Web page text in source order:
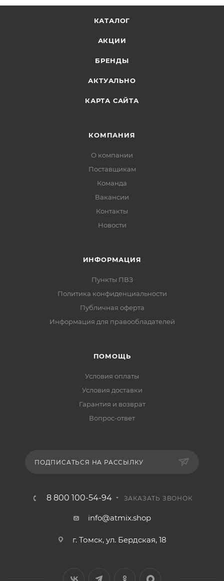
КАТАЛОГ
АКЦИИ
БРЕНДЫ
АКТУАЛЬНО
КАРТА САЙТА
КОМПАНИЯ
О компании
Поставщикам
Команда
Вакансии
Контакты
Новости
ИНФОРМАЦИЯ
Пункты ПВЗ
Политика конфиденциальности
Публичная оферта
Информация для правообладателей
ПОМОЩЬ
Условия оплаты
Условия доставки
Гарантия и возврат
Вопрос-ответ
ПОДПИСАТЬСЯ НА РАССЫЛКУ
8 800 100-54-94 ЗАКАЗАТЬ ЗВОНОК
info@atmix.shop
г. Томск, ул. Бердская, 18